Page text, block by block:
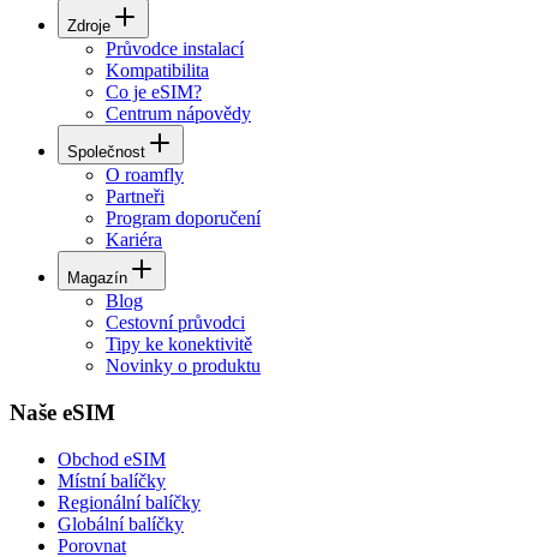
Zdroje
Průvodce instalací
Kompatibilita
Co je eSIM?
Centrum nápovědy
Společnost
O roamfly
Partneři
Program doporučení
Kariéra
Magazín
Blog
Cestovní průvodci
Tipy ke konektivitě
Novinky o produktu
Naše eSIM
Obchod eSIM
Místní balíčky
Regionální balíčky
Globální balíčky
Porovnat